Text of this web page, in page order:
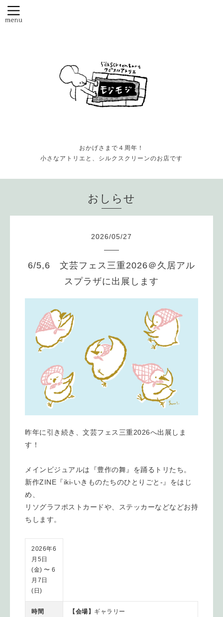
おかげさまで４周年！
小さなアトリエと、シルクスクリーンのお店です
おしらせ
2026/05/27
6/5,6 文芸フェス三重2026＠久居アル
スプラザに出展します
昨年に引き続き、文芸フェス三重2026へ出展しま
す！
メインビジュアルは『豊作の舞』を踊るトリたち。
新作ZINE『iki-いきものたちのひとりごと-』をはじ
め、
リソグラフポストカードや、ステッカーなどなどお持
ちします。
2026年6
月5日
(金) 〜 6
月7日
(日)
時間 【会場】 ギャラリー